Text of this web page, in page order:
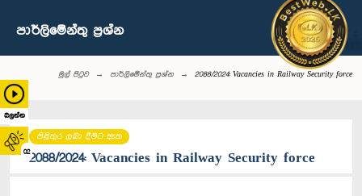
බලන්න
02
පාර්ලි‌මේන්තු‌ ප්‍රශ්න
මුල් පිටුව පාර්ලි‌මේන්තු‌ ප්‍රශ්න 2088/2024: Vacancies in Railway Security force
පිළිතුර ලබා දීමට ඇත
2088/2024: Vacancies in Railway Security force